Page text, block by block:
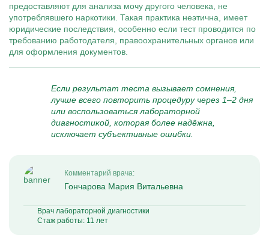
предоставляют для анализа мочу другого человека, не
употреблявшего наркотики. Такая практика неэтична, имеет
юридические последствия, особенно если тест проводится по
требованию работодателя, правоохранительных органов или
для оформления документов.
Если результат теста вызывает сомнения,
лучше всего повторить процедуру через 1–2 дня
или воспользоваться лабораторной
диагностикой, которая более надёжна,
исключает субъективные ошибки.
Комментарий врача:
Гончарова Мария Витальевна
Врач лабораторной диагностики
Стаж работы: 11 лет